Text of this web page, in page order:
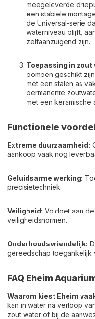
meegeleverde
een stabiele
de Universal-serie
waterniveau blijft,
zelfaanzuigend zijn.
Toepassing in zout
pompen geschikt
met een stalen as
permanente
met een keramische
Functionele
Extreme duurzaamheid:
aankoop vaak nog
Geluidsarme werking:
precisietechniek.
Veiligheid: Voldoet aan
veiligheidsnormen.
Onderhoudsvriendelijk:
gereedschap toegankelijk
FAQ Eheim
Waarom kiest Eheim
kan in water na verloop
zout water of bij de